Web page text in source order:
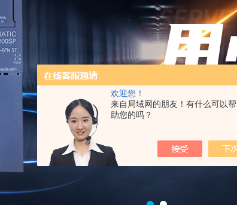
欢迎您！
来自局域网的朋友！有什么可以帮
助您的吗？